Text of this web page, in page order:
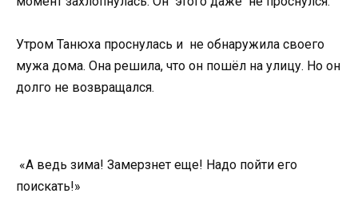
Утром Танюха проснулась и не обнаружила своего
мужа дома. Она решила, что он пошёл на улицу. Но он
долго не возвращался.
«А ведь зима! Замерзнет еще! Надо пойти его
поискать!»